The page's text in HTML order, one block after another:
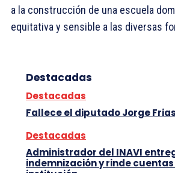
a la construcción de una escuela
equitativa y sensible a las diversas
Destacadas
Destacadas
Fallece el diputado Jorge
Destacadas
Administrador del INAVI
indemnización y rinde